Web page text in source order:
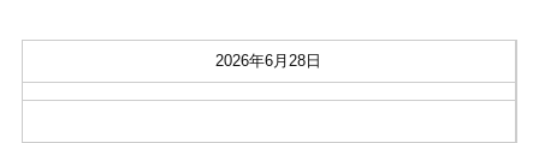
2026年6月28日